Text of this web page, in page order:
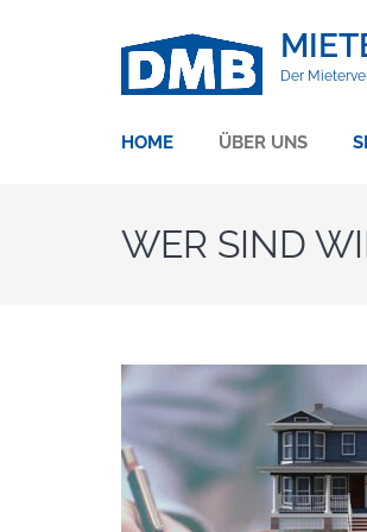
Der
HOME ÜBER UNS
WER SIND